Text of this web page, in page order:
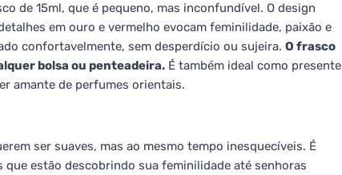
de 15ml, que é pequeno, mas inconfundível. O design
em ouro e vermelho evocam feminilidade, paixão e
confortavelmente, sem desperdício ou sujeira. O frasco
bolsa ou penteadeira. É também ideal como presente
amante de perfumes orientais.
ser suaves, mas ao mesmo tempo inesquecíveis. É
estão descobrindo sua feminilidade até senhoras